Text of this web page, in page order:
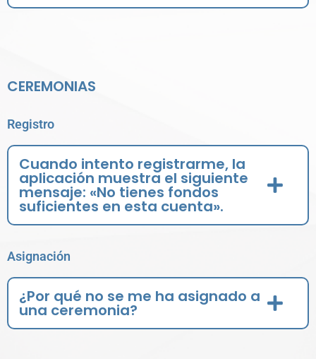
CEREMONIAS
Registro
Cuando intento registrarme, la
aplicación muestra el siguiente
mensaje: «No tienes fondos
suficientes en esta cuenta».
Asignación
¿Por qué no se me ha asignado a
una ceremonia?